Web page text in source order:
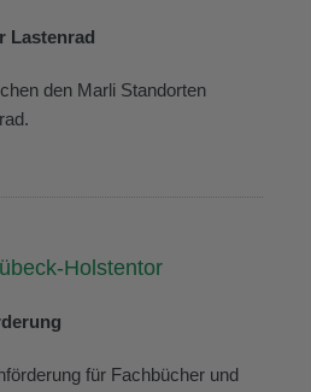
Lastenrad
den Marli Standorten
Holstentor
für Fachbücher und